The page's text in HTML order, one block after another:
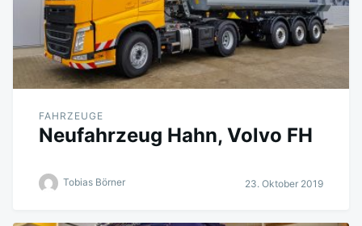
FAHRZEUGE
Neufahrzeug Hahn, Volvo FH
Tobias Börner 23. Oktober 2019